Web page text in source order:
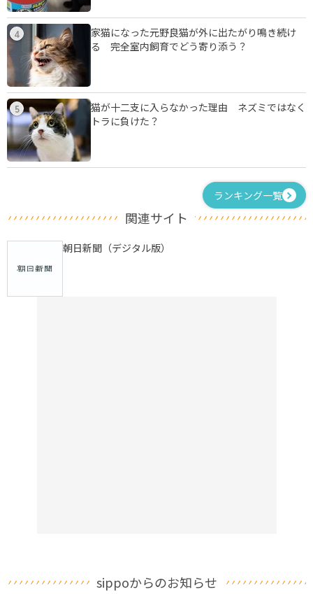
4
家猫になった元野良猫が外に出たがり鳴き続け
る 完全室内飼育でどう寄り添う？
5
猫が十二支に入らなかった理由 ネズミではなく
トラに負けた？
ランキング一覧
関連サイト
朝日新聞（デジタル版）
sippoからのお知らせ